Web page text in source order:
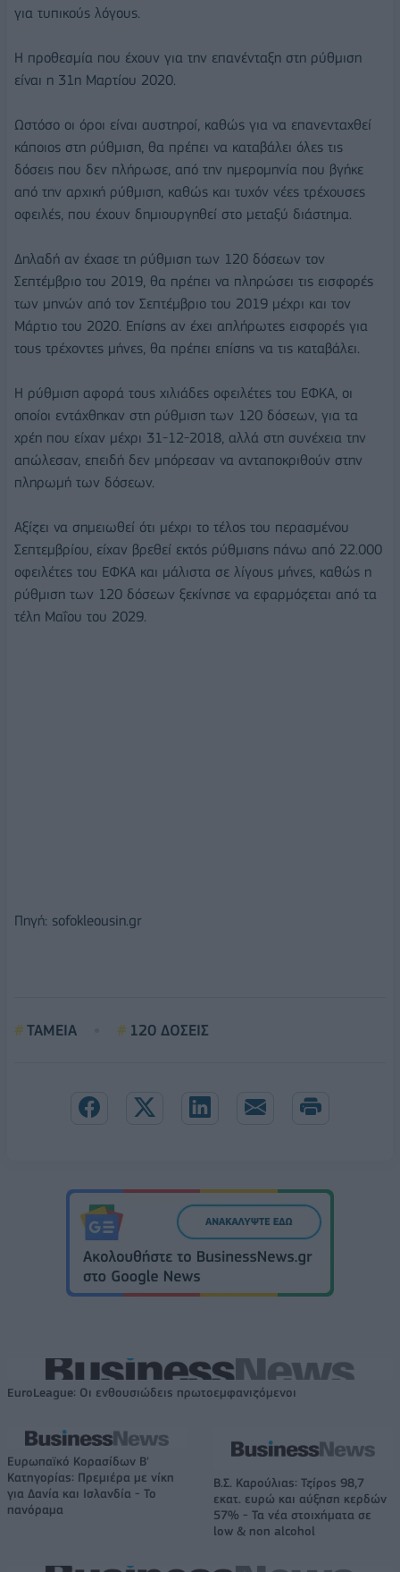
για τυπικούς λόγους.
Η προθεσμία που έχουν για την επανένταξη στη ρύθμιση
είναι η 31η Μαρτίου 2020.
Ωστόσο οι όροι είναι αυστηροί, καθώς για να επανενταχθεί
κάποιος στη ρύθμιση, θα πρέπει να καταβάλει όλες τις
δόσεις που δεν πλήρωσε, από την ημερομηνία που βγήκε
από την αρχική ρύθμιση, καθώς και τυχόν νέες τρέχουσες
οφειλές, που έχουν δημιουργηθεί στο μεταξύ διάστημα.
Δηλαδή αν έχασε τη ρύθμιση των 120 δόσεων τον
Σεπτέμβριο του 2019, θα πρέπει να πληρώσει τις εισφορές
των μηνών από τον Σεπτέμβριο του 2019 μέχρι και τον
Μάρτιο του 2020. Επίσης αν έχει απλήρωτες εισφορές για
τους τρέχοντες μήνες, θα πρέπει επίσης να τις καταβάλει.
H ρύθμιση αφορά τους χιλιάδες οφειλέτες του ΕΦΚΑ, οι
οποίοι εντάχθηκαν στη ρύθμιση των 120 δόσεων, για τα
χρέη που είχαν μέχρι 31-12-2018, αλλά στη συνέχεια την
απώλεσαν, επειδή δεν μπόρεσαν να ανταποκριθούν στην
πληρωμή των δόσεων.
Αξίζει να σημειωθεί ότι μέχρι το τέλος του περασμένου
Σεπτεμβρίου, είχαν βρεθεί εκτός ρύθμισης πάνω από 22.000
οφειλέτες του ΕΦΚΑ και μάλιστα σε λίγους μήνες, καθώς η
ρύθμιση των 120 δόσεων ξεκίνησε να εφαρμόζεται από τα
τέλη Μαΐου του 2029.
Πηγή: sofokleousin.gr
ΤΑΜΕΙΑ 120 ΔΟΣΕΙΣ
EuroLeague: Οι ενθουσιώδεις πρωτοεμφανιζόμενοι
Ευρωπαϊκό Κορασίδων Β'
Κατηγορίας: Πρεμιέρα με νίκη
για Δανία και Ισλανδία - Το
πανόραμα
Β.Σ. Καρούλιας: Τζίρος 98,7
εκατ. ευρώ και αύξηση κερδών
57% - Τα νέα στοιχήματα σε
low & non alcohol